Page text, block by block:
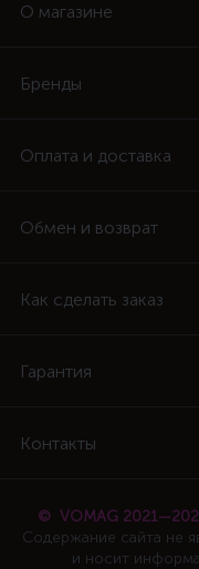
О магазине
Бренды
Оплата и доставка
Обмен и возврат
Как сделать заказ
Гарантия
Контакты
© VOMAG
Содержание сайта не
и носит